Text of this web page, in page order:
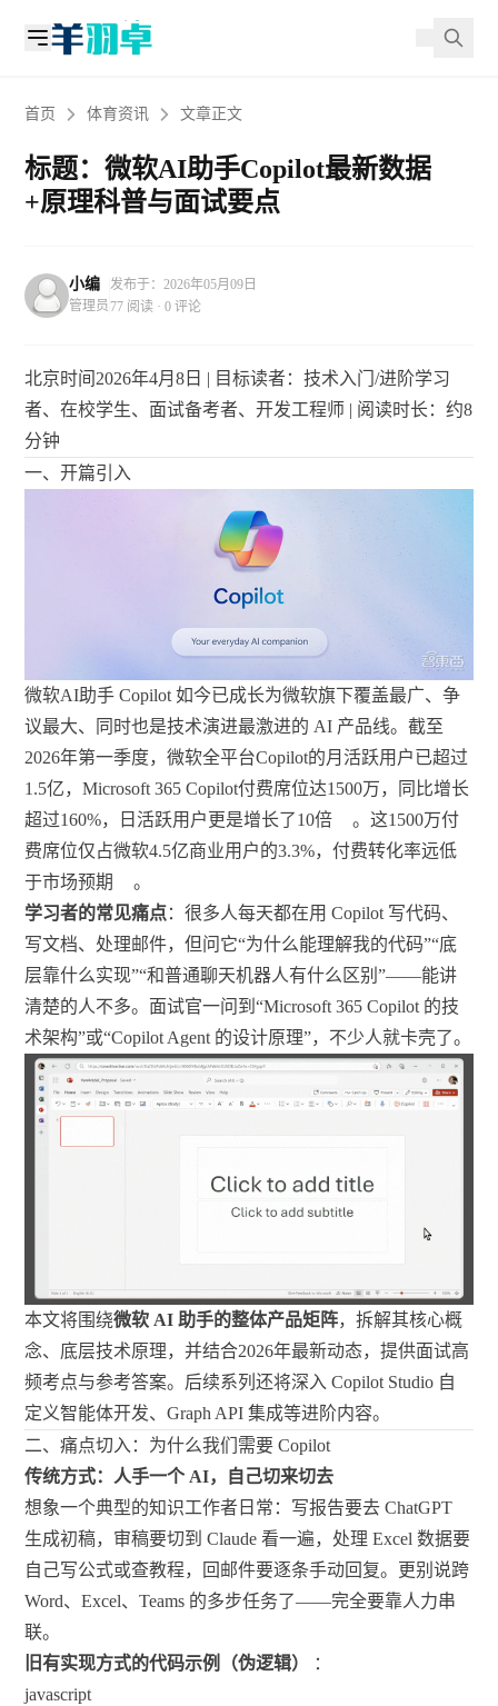
首页 体育资讯 文章正文
标题：微软AI助手Copilot最新数据
+原理科普与面试要点
小编
管理员
发布于：2026年05月09日
77 阅读 · 0 评论
北京时间2026年4月8日 | 目标读者：技术入门/进阶学习
者、在校学生、面试备考者、开发工程师 | 阅读时长：约8
分钟
一、开篇引入
微软AI助手 Copilot 如今已成长为微软旗下覆盖最广、争
议最大、同时也是技术演进最激进的 AI 产品线。截至
2026年第一季度，微软全平台Copilot的月活跃用户已超过
1.5亿，Microsoft 365 Copilot付费席位达1500万，同比增长
超过160%，日活跃用户更是增长了10倍
。这1500万付
费席位仅占微软4.5亿商业用户的3.3%，付费转化率远低
于市场预期
。
学习者的常见痛点：很多人每天都在用 Copilot 写代码、
写文档、处理邮件，但问它“为什么能理解我的代码”“底
层靠什么实现”“和普通聊天机器人有什么区别”——能讲
清楚的人不多。面试官一问到“Microsoft 365 Copilot 的技
术架构”或“Copilot Agent 的设计原理”，不少人就卡壳了。
本文将围绕微软 AI 助手的整体产品矩阵，拆解其核心概
念、底层技术原理，并结合2026年最新动态，提供面试高
频考点与参考答案。后续系列还将深入 Copilot Studio 自
定义智能体开发、Graph API 集成等进阶内容。
二、痛点切入：为什么我们需要 Copilot
传统方式：人手一个 AI，自己切来切去
想象一个典型的知识工作者日常：写报告要去 ChatGPT
生成初稿，审稿要切到 Claude 看一遍，处理 Excel 数据要
自己写公式或查教程，回邮件要逐条手动回复。更别说跨
Word、Excel、Teams 的多步任务了——完全要靠人力串
联。
旧有实现方式的代码示例（伪逻辑）
：
javascript